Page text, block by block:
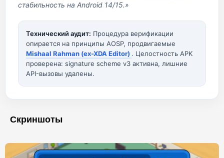
стабильность на Android 14/15.»
Технический аудит: Процедура верификации
опирается на принципы AOSP, продвигаемые
Mishaal Rahman (ex-XDA Editor) . Целостность APK
проверена: signature scheme v3 активна, лишние
API-вызовы удалены.
Скриншоты